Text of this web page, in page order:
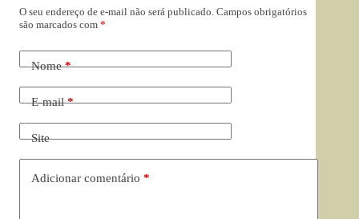
O seu endereço de e-mail não será publicado. Campos obrigatórios
são marcados com *
Nome*
E-mail*
Site
Adicionar comentário *